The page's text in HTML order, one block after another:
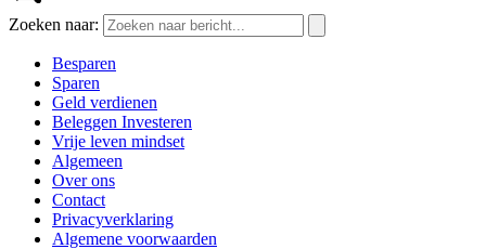
Zoeken naar:
Besparen
Sparen
Geld verdienen
Beleggen Investeren
Vrije leven mindset
Algemeen
Over ons
Contact
Privacyverklaring
Algemene voorwaarden